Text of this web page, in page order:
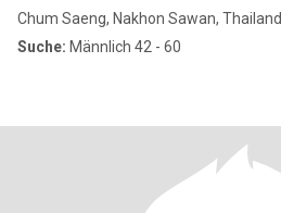
Chum Saeng, Nakhon Sawan, Thailand
Suche: Männlich 42 - 60